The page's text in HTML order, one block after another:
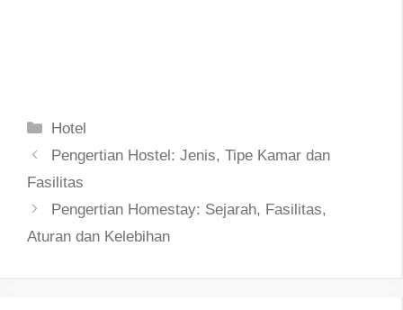
Categories
Hotel
Post
navigation
Pengertian Hostel: Jenis, Tipe Kamar dan
Fasilitas
Pengertian Homestay: Sejarah, Fasilitas,
Aturan dan Kelebihan